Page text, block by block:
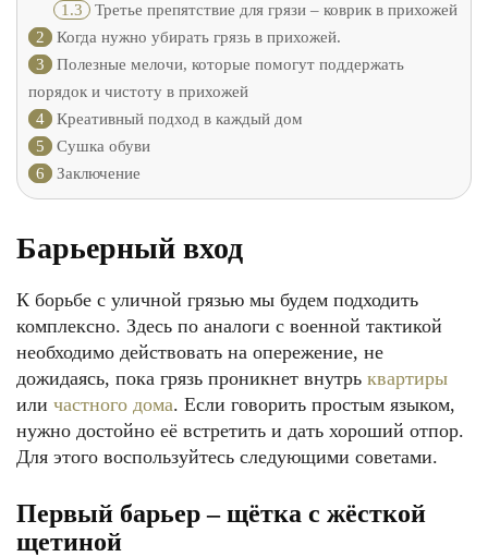
1.3 Третье препятствие для грязи – коврик в прихожей
2
Когда нужно убирать грязь в прихожей.
3
Полезные мелочи, которые помогут поддержать
порядок и чистоту в прихожей
4
Креативный подход в каждый дом
5
Сушка обуви
6
Заключение
Барьерный вход
К борьбе с уличной грязью мы будем подходить
комплексно. Здесь по аналоги с военной тактикой
необходимо действовать на опережение, не
дожидаясь, пока грязь проникнет внутрь квартиры
или частного дома. Если говорить простым языком,
нужно достойно её встретить и дать хороший отпор.
Для этого воспользуйтесь следующими советами.
Первый барьер – щётка с жёсткой
щетиной